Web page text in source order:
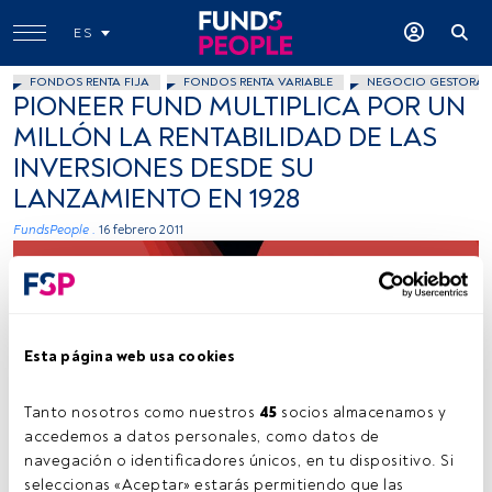
Esta página web usa cookies
Tanto nosotros como nuestros 45 socios almacenamos y
accedemos a datos personales, como datos de
navegación o identificadores únicos, en tu dispositivo. Si
seleccionas «Aceptar» estarás permitiendo que las
ES
FONDOS RENTA FIJA FONDOS RENTA VARIABLE NEGOCIO GESTORAS
PIONEER FUND MULTIPLICA POR UN
MILLÓN LA RENTABILIDAD DE LAS
INVERSIONES DESDE SU
LANZAMIENTO EN 1928
FundsPeople . 16 febrero 2011
Joel Filipe (Unsplash)